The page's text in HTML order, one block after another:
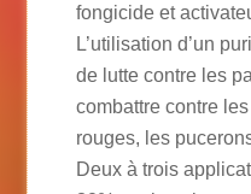
fongicide et
L’utilisation d’un
de lutte contre les
combattre contre
rouges, les
Deux à trois